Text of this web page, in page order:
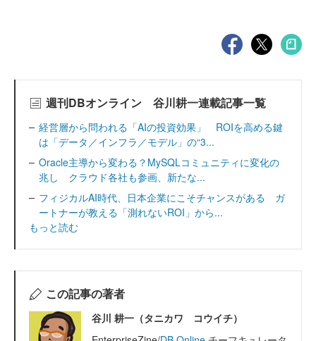
週刊DBオンライン 谷川耕一連載記事一覧
経営層から問われる「AIの投資効果」 ROIを高める鍵
は「データ／インフラ／モデル」の“3...
Oracle主導から変わる？MySQLコミュニティに変化の
兆し クラウド各社も参画、新たな...
フィジカルAI時代、日本企業にこそチャンスがある ガ
ートナーが教える「測れないROI」から...
もっと読む
この記事の著者
谷川 耕一（タニカワ コウイチ）